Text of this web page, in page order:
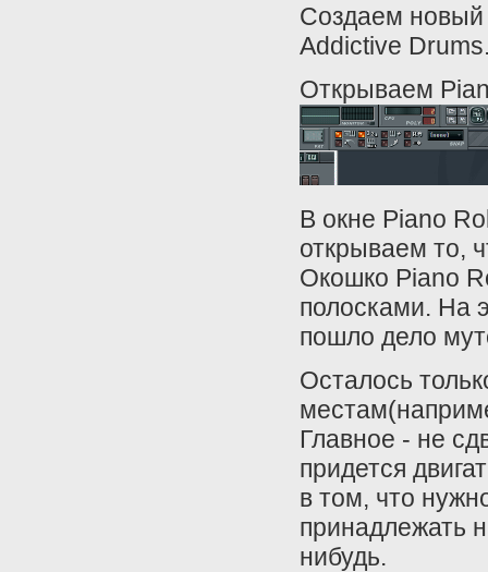
Создаем новый
Addictive
Открываем
В окне Piano
открываем то,
Окошко Piano
полосками. На
пошло дело
Осталось
Главное - не
придется
в том, что
принадлежать
нибудь.